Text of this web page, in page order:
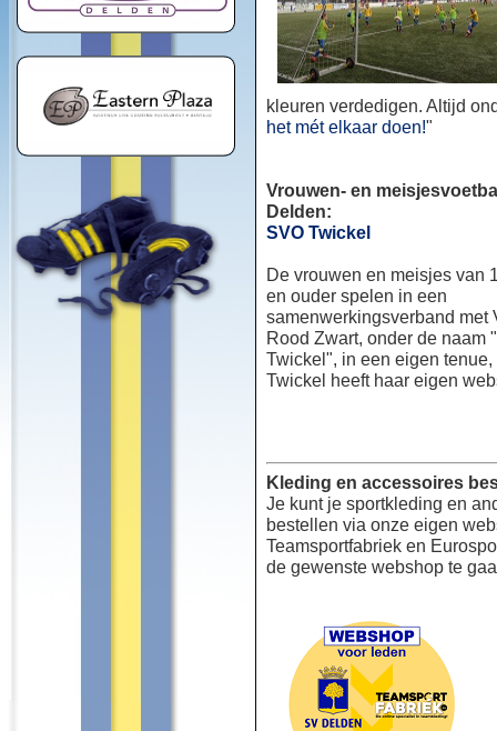
kleuren verdedigen. Altijd
het mét elkaar doen!"
Vrouwen- en
Delden:
SVO Twickel
De vrouwen en meisjes van
en ouder spelen in een
samenwerkingsverband met
Rood Zwart, onder de naam
Twickel", in een eigen
Twickel heeft haar eigen
Kleding en accessoires
Je kunt je sportkleding en
bestellen via onze eigen
Teamsportfabriek en
de gewenste webshop te